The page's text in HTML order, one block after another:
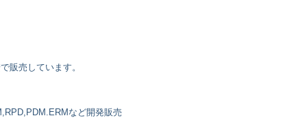
販売しています。
など開発販売